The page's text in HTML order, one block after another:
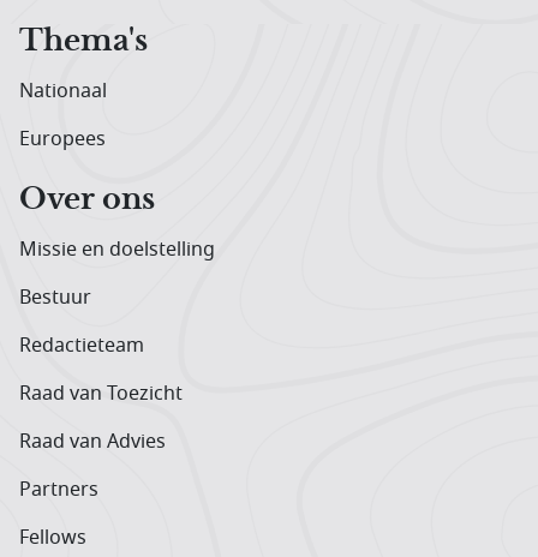
Thema's
Nationaal
Europees
Over ons
Missie en doelstelling
Bestuur
Redactieteam
Raad van Toezicht
Raad van Advies
Partners
Fellows